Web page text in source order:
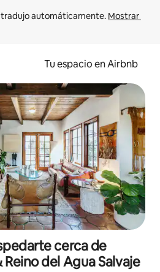
automáticamente. Mostrar
Tu espacio en Airbnb
cerca de
del Agua Salvaje